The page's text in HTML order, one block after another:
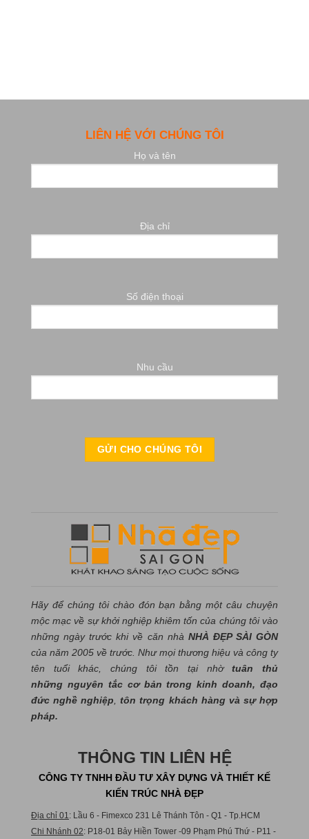
LIÊN HỆ VỚI CHÚNG TÔI
Họ và tên
Địa chỉ
Số điện thoại
Nhu cầu
Hãy để chúng tôi chào đón bạn bằng một câu chuyện
mộc mạc về sự khởi nghiệp khiêm tốn của chúng tôi vào
những ngày trước khi về căn nhà NHÀ ĐẸP SÀI GÒN
của năm 2005 về trước. Như mọi thương hiệu và công ty
tên tuổi khác, chúng tôi tồn tại nhờtuân thủ
những nguyên tắc cơ bản trong kinh doanh, đạo
đức nghề nghiệp,tôn trọng khách hàng và sự hợp
pháp.
THÔNG TIN LIÊN HỆ
CÔNG TY TNHH ĐẦU TƯ XÂY DỰNG VÀ THIẾT KẾ
KIẾN TRÚC NHÀ ĐẸP
Địa chỉ 01 : Lầu 6 - Fimexco 231 Lê Thánh Tôn - Q1 - Tp.HCM
Chi Nhánh 02: P18-01 Bảy Hiền Tower -09 Phạm Phú Thứ - P11 -